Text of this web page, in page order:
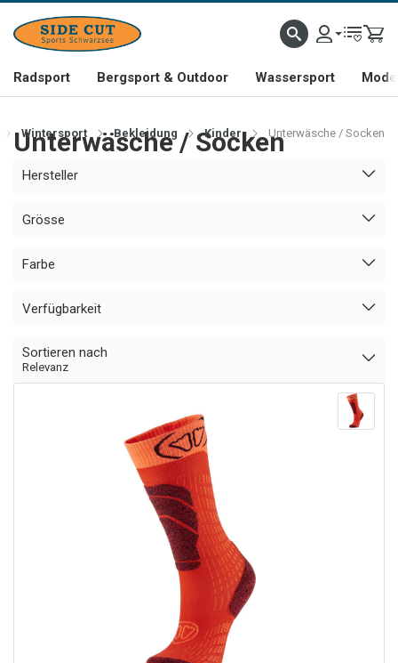
Radsport Bergsport & Outdoor Wassersport
Wintersport Bekleidung Kinder Unterwäsche / Socken
Unterwäsche / Socken
Hersteller
Grösse
Farbe
Verfügbarkeit
Sortieren nach
Relevanz